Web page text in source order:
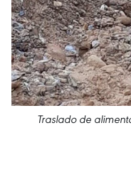
Traslado de